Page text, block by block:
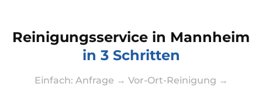
Reinigungsservice in Mannheim
in 3 Schritten
Einfach: Anfrage → Vor-Ort-Reinigung →